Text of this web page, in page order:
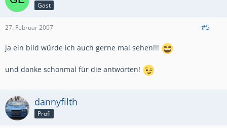
Gast
27. Februar 2007 #5
ja ein bild würde ich auch gerne mal sehen!!!
und danke schonmal für die antworten!
dannyfilth
Profi